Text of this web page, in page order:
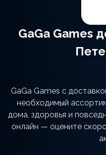
GaGa Games
GaGa Games с
необходимый
дома, здоровья и
онлайн — оцените